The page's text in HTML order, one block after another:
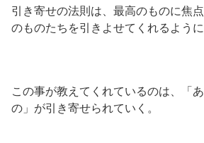
引き寄せの法則は、最高のものに焦
のものたちを引きよせてくれるように
この事が教えてくれているのは、「
の」が引き寄せられていく。